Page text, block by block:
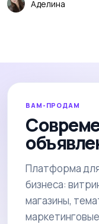
Аделина
ВАМ-ПРОДАМ
Платформа
бизнеса:
магазины,